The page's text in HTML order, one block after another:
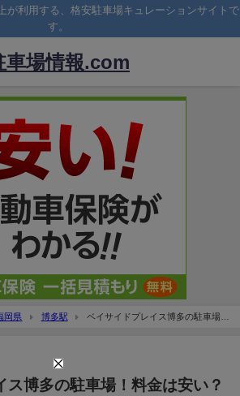
が利用する、格安駐車場キュレーションサイトで
す。
車場情報.com
岡県 博多駅
ベイサイドプレイス博多の駐車場！
ス博多の駐車場！料金は安い？